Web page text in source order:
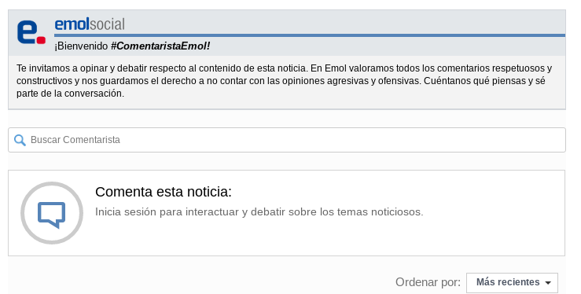
¡Bienvenido #ComentaristaEmol!
Te invitamos a opinar y debatir respecto al contenido de esta noticia. En Emol valoramos todos los comentarios respetuosos y
constructivos y nos guardamos el derecho a no contar con las opiniones agresivas y ofensivas. Cuéntanos qué piensas y sé
parte de la conversación.
Comenta esta noticia:
Inicia sesión para interactuar y debatir sobre los temas noticiosos.
Ordenar por: Más recientes